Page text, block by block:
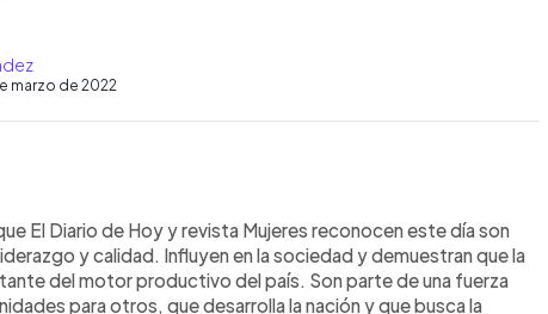
marzo de 2022
El Diario de Hoy y revista Mujeres reconocen este día son
y calidad. Influyen en la sociedad y demuestran que la
del motor productivo del país. Son parte de una fuerza
para otros, que desarrolla la nación y que busca la